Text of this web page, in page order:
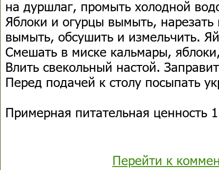
на дуршлаг, промыть холодной
Яблоки и огурцы вымыть,
вымыть, обсушить и измельчить.
Смешать в миске кальмары,
Влить свекольный настой.
Перед подачей к столу посыпать
Примерная питательная ценность
Перейти к